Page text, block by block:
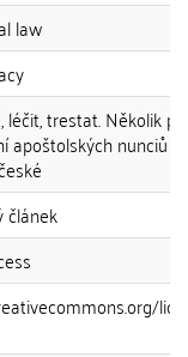
law
léčit, trestat. Několik
apoštolských nunciů
článek